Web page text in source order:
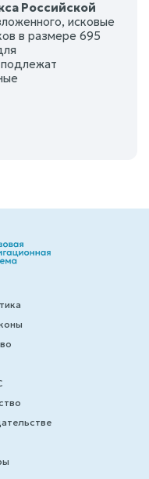
Российской
исковые
в размере 695
подлежат